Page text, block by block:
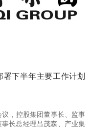
下半年主要工作计划
，控股集团董事长、监事
长总经理吕茂森、产业集